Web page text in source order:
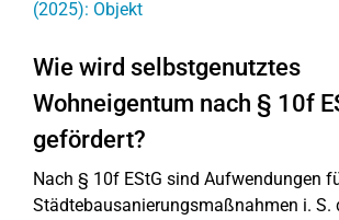
(2025): Objekt
Wie wird selbstgenutztes
Wohneigentum nach § 10f
gefördert?
Nach § 10f EStG sind Aufwendungen
Städtebausanierungsmaßnahmen i. S.